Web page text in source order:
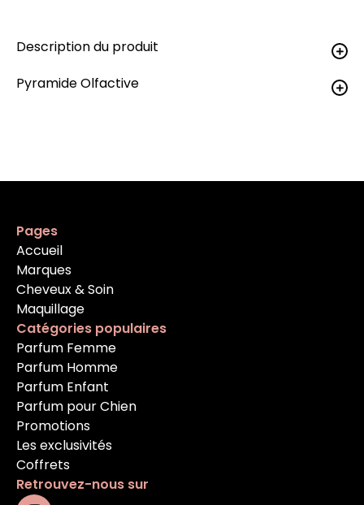
Description du produit
Pyramide Olfactive
Pages
Accueil
Marques
Cheveux & Soin
Maquillage
Catégories populaires
Parfum Femme
Parfum Homme
Parfum Enfant
Parfum pour Chien
Promotions
Les exclusivités
Coffrets
Retrouvez-nous sur